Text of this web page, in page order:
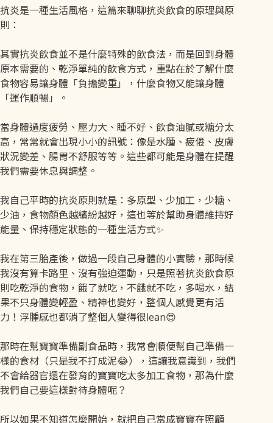
抗炎是一種生活風格，這篇來聊聊抗炎飲食的原理與原
則：
其實抗炎飲食並不是什麼特殊的飲食法，而是回到身體
原本需要的、乾淨單純的飲食方式，重點在於了解什麼
食物容易讓身體「負擔變重」，什麼食物又能讓身體
「運作順暢」。
當身體過度疲勞、壓力大、睡不好、飲食油膩或糖分太
高，常常就會出現小小的訊號：像是水腫、疲倦、皮膚
狀況變差、腸胃不舒服等等。這些都可能是身體在提醒
我們需要休息與調整。
我自己平時的抗炎原則就是：多原型、少加工，少糖、
少油，食物顏色越繽紛越好，這也等於幫助身體維持好
能量、保持穩定狀態的一種生活方式✨
我在第三胎產後，做過一段自己身體的小實驗，那時候
我沒有算卡路里、沒有強迫運動，只是照著抗炎飲食原
則吃乾淨的食物，餓了就吃，不餓就不吃，多喝水，結
果不只身體變輕盈、精神也變好，整個人感覺更有活
力！浮腫感也都消了整個人變得很lean😍
那時在幫寶寶準備副食品時，我常會順便幫自己準備一
樣的食材（只是我不打成泥😂），這讓我意識到，我們
不會給器官還在發育的寶寶吃太多加工食物，那為什麼
我們自己要這樣對待身體呢？
所以如果不知道怎麼開始，就把自己當成寶寶在照顧